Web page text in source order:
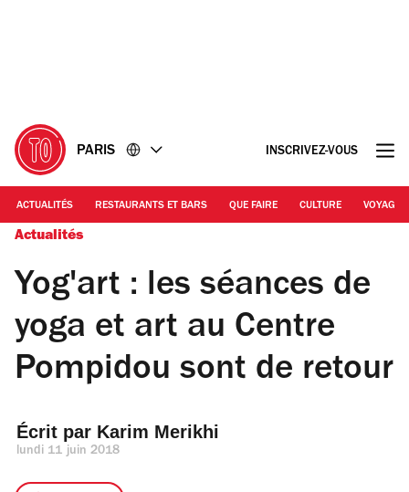
PARIS INSCRIVEZ-VOUS
ACTUALITÉS RESTAURANTS ET BARS QUE FAIRE CULTURE VOYAGE
Actualités
Yog'art : les séances de
yoga et art au Centre
Pompidou sont de retour
Écrit par Karim Merikhi
lundi 11 juin 2018